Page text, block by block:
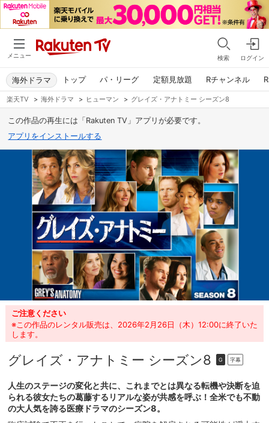
メニュー 検索 ログイン
トップ パ・リーグ 定額見放題 Rチャンネル
海外ドラマ
楽天TV > 海外ドラマ > ヒューマン > グレイズ・アナトミー シーズン8
この作品の再生には「Rakuten TV」アプリが必要です。
アプリをインストールする
ご注意ください
※この作品のレンタル販売は、2026年2月26日（木）12:00に終了いた
します。
グレイズ・アナトミー シーズン8 G 字幕
人生のステージの変化と共に、これまでとは異なる転機や決断を迫
られる彼女たちの葛藤するリアルな姿が共感を呼ぶ！全米でも不動
の大人気を誇る医療ドラマのシーズン8。